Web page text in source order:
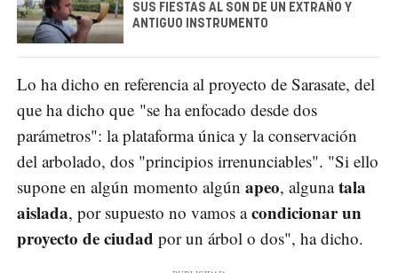
SUS FIESTAS AL SON DE UN EXTRAÑO Y
ANTIGUO INSTRUMENTO
Lo ha dicho en referencia al proyecto de Sarasate, del
que ha dicho que "se ha enfocado desde dos
parámetros": la plataforma única y la conservación
del arbolado, dos "principios irrenunciables". "Si ello
supone en algún momento algún apeo, algunatala
aislada, por supuesto no vamos acondicionar un
proyecto de ciudad por un árbol o dos", ha dicho.